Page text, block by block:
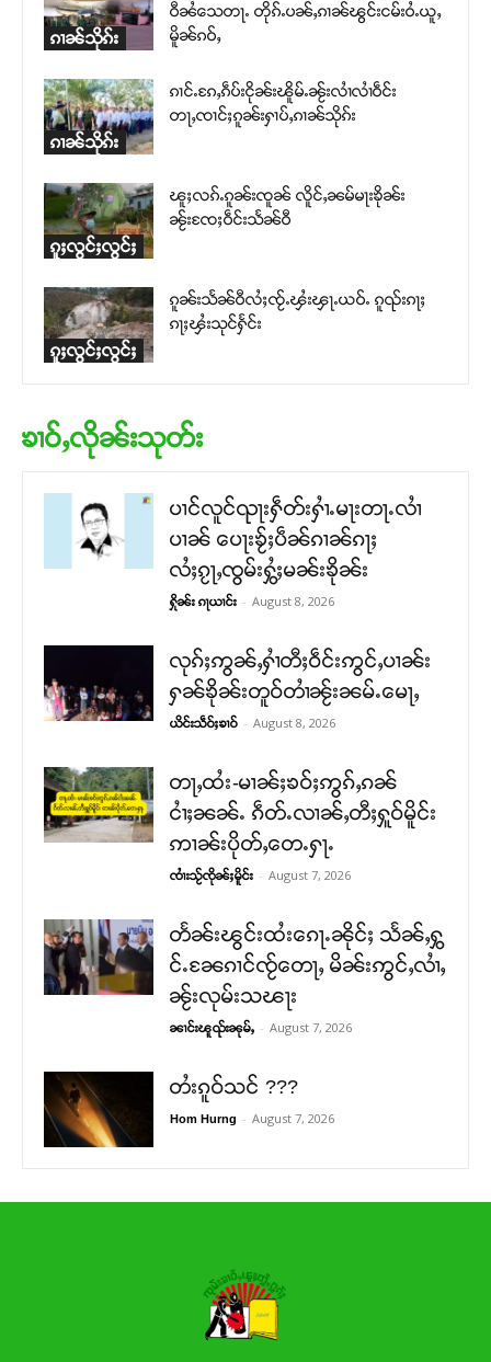
ၵၢၼ်သိုၵ်း
ဝီၼႆသေတႃႉ တိုၵ်ႉပၼ်ႇၵၢၼ်ၽွင်းငမ်းဝႆႉယူႇ
မိူၼ်ၵဝ်ႇ
ၵၢၼ်သိုၵ်း
ၵၢင်ႉၵႄႇၵဵပ်းငိုၼ်းၽိူမ်ႉၼႂ်းလၢႆလၢႆဝဵင်း
တႃႇၸၢင်ႈၵူၼ်းႁၢပ်ႇၵၢၼ်သိုၵ်း
ၵူႈလွင်ႈလွင်ႈ
ၽူႈလၵ်ႉၵူၼ်းၸူၼ် လိူင်ႇၼမ်မႃးၶိုၼ်း
ၼႂ်းၸႄႈဝဵင်းသႅၼ်ဝီ
ၵူႈလွင်ႈလွင်ႈ
ၵူၼ်းသႅၼ်ဝီလႆႈၸႂ်ႉၾႆးၾႃႉယဝ်ႉ ၵူၺ်းၵႃႈ
ၵႃႈၾႆးသုင်ႁႅင်း
ၶၢဝ်ႇလိုၼ်းသုတ်း
ပၢင်လူင်ၺႃးႁဵတ်းႁၢႆႉမႃးတႃႉလၢႆ
ပၢၼ် ​​ပေႃးၶႂ်ႈပဵၼ်ၵၢၼ်ၵႃႈ
လႆႈၵႂႃႇၸွမ်းႁွႆႈမၼ်းၶိုၼ်း
ႁိုၼ်း ၵႃယၢင်း - August 8, 2026
လုၵ်ႈဢွၼ်ႇႁၢႆတီႈဝဵင်းဢွင်ႇပၢၼ်း
ႁၼ်ၶိုၼ်းတူဝ်တၢႆၼႂ်းၼမ်ႉမေႃႇ
ယိင်းသဵဝ်ႈၶၢဝ် - August 8, 2026
တႃႇထႆး-မၢၼ်ႈၶဝ်ႈဢွၵ်ႇၵၼ်
ငၢႆႈၼၼ်ႉ ၵဵတ်ႉလၢၼ်ႇတီႈႁူဝ်မိူင်း
ဢၢၼ်းပိုတ်ႇတေႉႁႃႉ
ၸၢႆးသႂ်ၸိုၼ်ႈမိူင်း - August 7, 2026
တႅၼ်းၽွင်းထႆးၵေႃႉၼိုင်ႈ သႅၼ်ႇႁွ
င်ႉၼႄၵၢင်ၸႂ်တေႃႇ မိၼ်းဢွင်ႇလၢႆႇ
ၼႂ်းလုမ်းသၽႃး
ၼၢင်းၽူၺ်းၼုမ်ႇ - August 7, 2026
တႆးၵူဝ်သင် ???
Hom Hurng - August 7, 2026